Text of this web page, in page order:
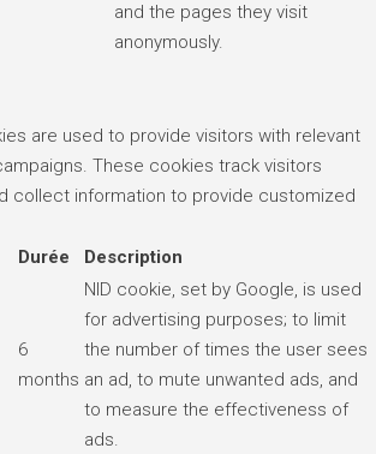
and the pages they visit
anonymously.
are used to provide visitors with relevant
These cookies track visitors
collect information to provide customized
Durée Description
6
months
NID cookie, set by Google, is used
for advertising purposes; to limit
the number of times the user sees
an ad, to mute unwanted ads, and
to measure the effectiveness of
ads.